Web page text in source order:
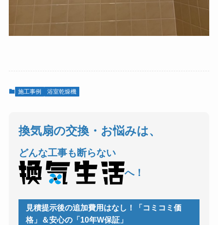
施工事例 浴室乾燥機
換気扇の交換・お悩みは、
どんな工事も断らない
へ！
見積提示後の追加費用はなし！「コミコミ価
格」＆安心の「10年W保証」